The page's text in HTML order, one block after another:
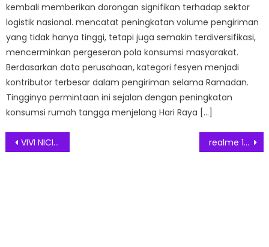
kembali memberikan dorongan signifikan terhadap sektor
logistik nasional. mencatat peningkatan volume pengiriman
yang tidak hanya tinggi, tetapi juga semakin terdiversifikasi,
mencerminkan pergeseran pola konsumsi masyarakat.
Berdasarkan data perusahaan, kategori fesyen menjadi
kontributor terbesar dalam pengiriman selama Ramadan.
Tingginya permintaan ini sejalan dengan peningkatan
konsumsi rumah tangga menjelang Hari Raya […]
Post
VIVI NICI: Langkah Anggun Tanpa Kompromi, Era Baru High Heels realme 15T 5G Resmi Hadir di Indonesia, Smartphone Rp3 Jutaan Super Tipis dengan Baterai 7000mAh dan Desain Paling Stylish di Kelasnya